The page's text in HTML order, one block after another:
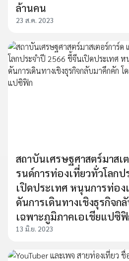
ล้านคน
23 ส.ค. 2023
สถาบันเศรษฐศาสตร์มาสเ
รนด์การท่องเที่ยวทั่วโลก
เปิดประเทศ หนุนการท่อง
ดันการเดินทางเชิงธุรกิจก
เฉพาะภูมิภาคเอเชียแปซิ
13 มิ.ย. 2023